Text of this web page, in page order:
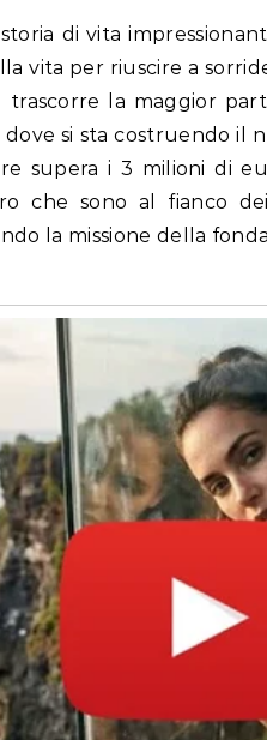
di vita
vita per riuscire a
trascorre la maggior
si sta costruendo il
supera i 3 milioni di
che sono al fianco
la missione della